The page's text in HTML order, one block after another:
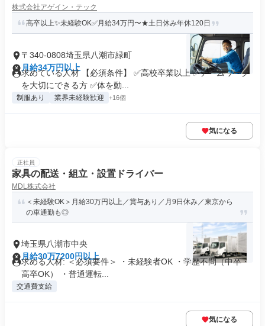
株式会社アゲイン・テック
高卒以上✨未経験OK✅月給34万円〜★土日休み年休120日
〒340-0808埼玉県八潮市緑町
月給34万円以上
求めている人材 【必須条件】 ✅高校卒業以上 ✅チームワーク
を大切にできる方 ✅体を動...
制服あり 業界未経験歓迎 +16個
気になる
正社員
家具の配送・組立・設置ドライバー
MDL株式会社
＜未経験OK＞月給30万円以上／賞与あり／月9日休み／東京から
の車通勤も◎
埼玉県八潮市中央
月給30万7200円以上
求める人材: ＜必須要件＞ ・未経験者OK ・学歴不問（中卒・
高卒OK） ・普通運転...
交通費支給
気になる